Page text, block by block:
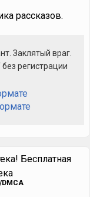
рассказов.
Заклятый враг.
регистрации
Бесплатная